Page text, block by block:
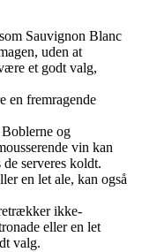
Sauvignon Blanc
uden at
et godt valg,
en fremragende
Boblerne og
vin kan
serveres koldt.
en let ale, kan også
ikke-
eller en let
valg.